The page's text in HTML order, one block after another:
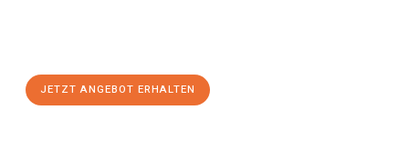
JETZT ANGEBOT ERHALTEN